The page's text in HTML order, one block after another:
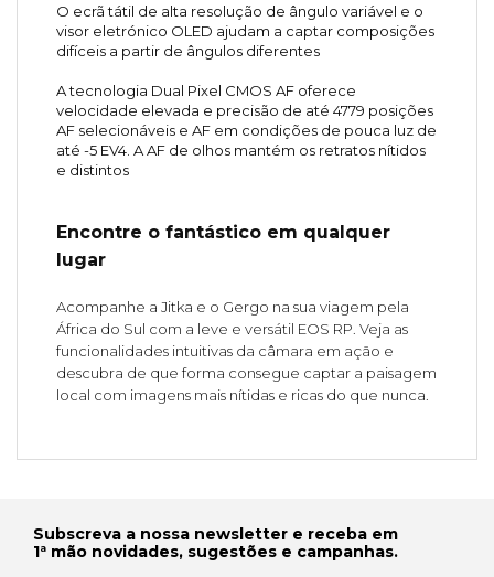
O ecrã tátil de alta resolução de ângulo variável e o
visor eletrónico OLED ajudam a captar composições
difíceis a partir de ângulos diferentes
A tecnologia Dual Pixel CMOS AF oferece
velocidade elevada e precisão de até 4779 posições
AF selecionáveis e AF em condições de pouca luz de
até -5 EV4. A AF de olhos mantém os retratos nítidos
e distintos
Encontre o fantástico em qualquer
lugar
Acompanhe a Jitka e o Gergo na sua viagem pela
África do Sul com a leve e versátil EOS RP. Veja as
funcionalidades intuitivas da câmara em ação e
descubra de que forma consegue captar a paisagem
local com imagens mais nítidas e ricas do que nunca.
Subscreva a nossa newsletter e receba em
1ª mão novidades, sugestões e campanhas.